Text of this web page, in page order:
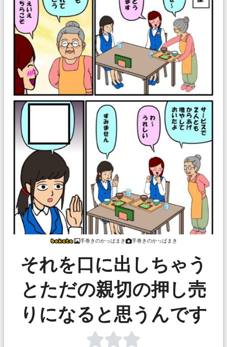
手巻きのかっぱまき 手巻きのかっぱまき
それを口に出しちゃう
とただの親切の押し売
りになると思うんです